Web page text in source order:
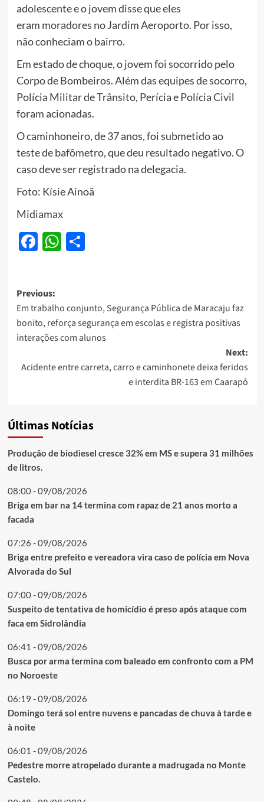
adolescente e o jovem disse que eles
eram moradores no Jardim Aeroporto. Por isso,
não conheciam o bairro.
Em estado de choque, o jovem foi socorrido pelo
Corpo de Bombeiros. Além das equipes de socorro,
Polícia Militar de Trânsito, Perícia e Polícia Civil
foram acionadas.
O caminhoneiro, de 37 anos, foi submetido ao
teste de bafômetro, que deu resultado negativo. O
caso deve ser registrado na delegacia.
Foto: Kísie Ainoã
Midiamax
Facebook
WhatsApp
Share
Post
navigation
Previous:
Em trabalho conjunto, Segurança Pública de Maracaju faz
bonito, reforça segurança em escolas e registra positivas
interações com alunos
Next:
Acidente entre carreta, carro e caminhonete deixa feridos
e interdita BR-163 em Caarapó
Últimas Notícias
Produção de biodiesel cresce 32% em MS e supera 31 milhões
de litros.
08:00 - 09/08/2026
Briga em bar na 14 termina com rapaz de 21 anos morto a
facada
07:26 - 09/08/2026
Briga entre prefeito e vereadora vira caso de polícia em Nova
Alvorada do Sul
07:00 - 09/08/2026
Suspeito de tentativa de homicídio é preso após ataque com
faca em Sidrolândia
06:41 - 09/08/2026
Busca por arma termina com baleado em confronto com a PM
no Noroeste
06:19 - 09/08/2026
Domingo terá sol entre nuvens e pancadas de chuva à tarde e
à noite
06:01 - 09/08/2026
Pedestre morre atropelado durante a madrugada no Monte
Castelo.